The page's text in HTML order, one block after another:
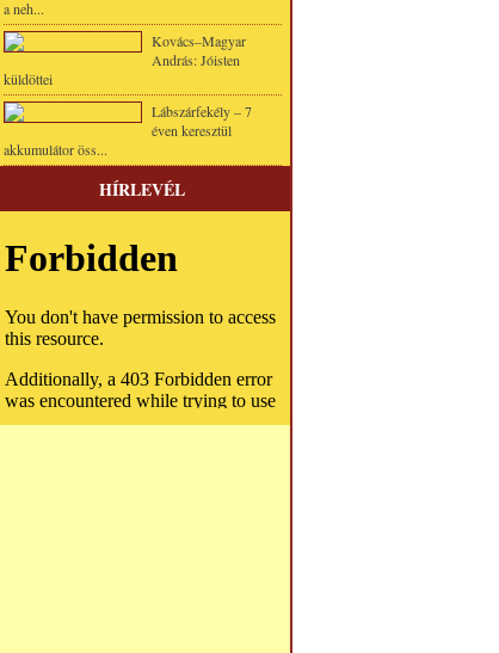
a neh...
Kovács–Magyar
András: Jóisten
küldöttei
Lábszárfekély – 7
éven keresztül
akkumulátor öss...
HÍRLEVÉL